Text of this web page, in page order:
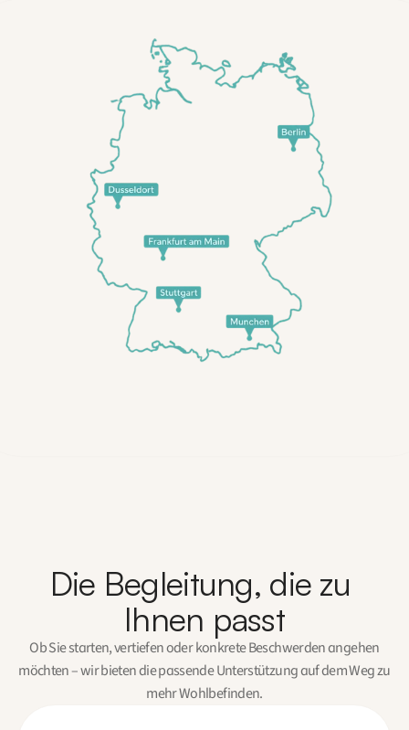
Die Begleitung, die zu
Ihnen passt
Ob Sie starten, vertiefen oder konkrete Beschwerden angehen
möchten – wir bieten die passende Unterstützung auf dem Weg zu
mehr Wohlbefinden.